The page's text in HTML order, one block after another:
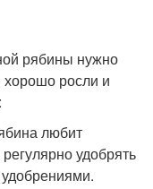
рябины нужно
хорошо росли и
любит
удобрять